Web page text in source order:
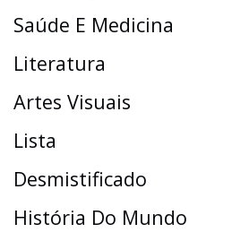
Saúde E Medicina
Literatura
Artes Visuais
Lista
Desmistificado
História Do Mundo